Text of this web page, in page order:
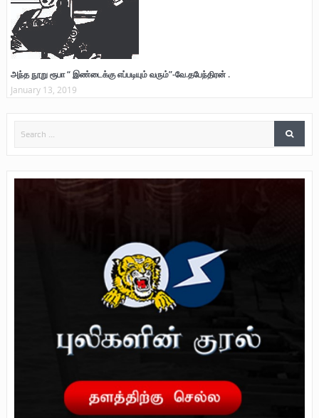
அந்த நூறு ரூபா “ இண்டைக்கு எப்படியும் வரும்”-வே.தபேந்திரன் .
January 13, 2019